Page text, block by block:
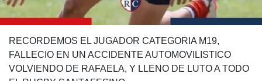
RECORDEMOS EL JUGADOR CATEGORIA M19,
FALLECIO EN UN ACCIDENTE AUTOMOVILISTICO
VOLVIENDO DE RAFAELA, Y LLENO DE LUTO A TODO